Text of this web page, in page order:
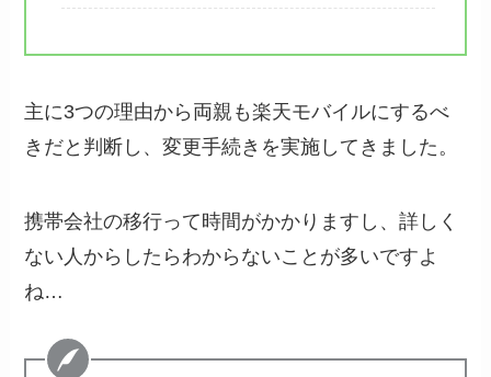
主に3つの理由から両親も楽天モバイルにするべ
きだと判断し、変更手続きを実施してきました。
携帯会社の移行って時間がかかりますし、詳しく
ない人からしたらわからないことが多いですよ
ね…